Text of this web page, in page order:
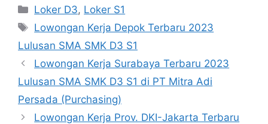
Kategori
Loker D3, Loker S1
Tag
Lowongan Kerja Depok Terbaru 2023
Lulusan SMA SMK D3 S1
Lowongan Kerja Surabaya Terbaru 2023
Lulusan SMA SMK D3 S1 di PT Mitra Adi
Persada (Purchasing)
Lowongan Kerja Prov. DKI-Jakarta Terbaru